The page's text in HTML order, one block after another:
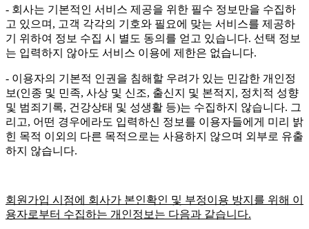
- 회사는 기본적인 서비스 제공을 위한 필수 정보만을 수집하
고 있으며, 고객 각각의 기호와 필요에 맞는 서비스를 제공하
기 위하여 정보 수집 시 별도 동의를 얻고 있습니다. 선택 정보
는 입력하지 않아도 서비스 이용에 제한은 없습니다.
- 이용자의 기본적 인권을 침해할 우려가 있는 민감한 개인정
보(인종 및 민족, 사상 및 신조, 출신지 및 본적지, 정치적 성향
및 범죄기록, 건강상태 및 성생활 등)는 수집하지 않습니다. 그
리고, 어떤 경우에라도 입력하신 정보를 이용자들에게 미리 밝
힌 목적 이외의 다른 목적으로는 사용하지 않으며 외부로 유출
하지 않습니다.
회원가입 시점에 회사가 본인확인 및 부정이용 방지를 위해 이
용자로부터 수집하는 개인정보는 다음과 같습니다.